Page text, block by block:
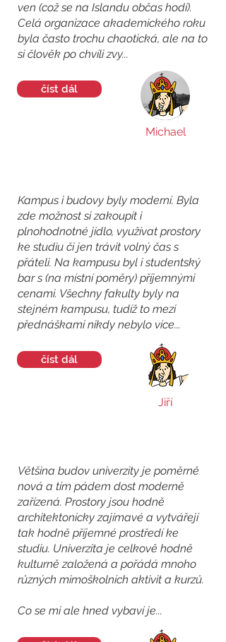
ven (což se na Islandu občas hodí).
Celá organizace akademického roku
byla často trochu chaotická, ale na to
si člověk po chvíli zvy...
číst dál
Michael
Kampus i budovy byly moderní. Byla
zde možnost si zakoupit i
plnohodnotné jídlo, využívat prostory
ke studiu či jen trávit volný čas s
přáteli. Na kampusu byl i studentský
bar s (na místní poměry) příjemnými
cenami. Všechny fakulty byly na
stejném kampusu, tudíž to mezi
přednáškami nikdy nebylo více...
číst dál
Jiří
Většina budov univerzity je poměrně
nová a tím pádem dost moderně
zařízená. Prostory jsou hodně
architektonicky zajímavé a vytvářejí
tak hodně příjemné prostředí ke
studiu. Univerzita je celkově hodně
kulturně založená a pořádá mnoho
různých mimoškolních aktivit a kurzů.
Co se mi ale hned vybaví je...